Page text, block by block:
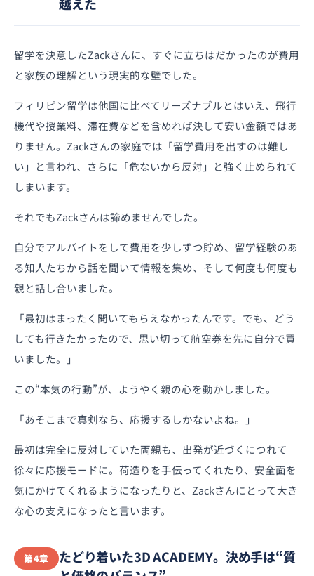
留学を決意したZackさんに、すぐに立ちはだかったのが費用
と家族の理解という現実的な壁でした。
フィリピン留学は他国に比べてリーズナブルとはいえ、飛行
機代や授業料、滞在費などを含めれば決して安い金額ではあ
りません。Zackさんの家庭では「留学費用を出すのは難し
い」と言われ、さらに「危ないから反対」と強く止められて
しまいます。
それでもZackさんは諦めませんでした。
自分でアルバイトをして費用を少しずつ貯め、留学経験のあ
る知人たちから話を聞いて情報を集め、そして何度も何度も
親と話し合いました。
「最初はまったく聞いてもらえなかったんです。でも、どう
しても行きたかったので、思い切って航空券を先に自分で買
いました。」
この“本気の行動”が、ようやく親の心を動かしました。
「あそこまで真剣なら、応援するしかないよね。」
最初は完全に反対していた両親も、出発が近づくにつれて
徐々に応援モードに。荷造りを手伝ってくれたり、安全面を
気にかけてくれるようになったりと、Zackさんにとって大き
な心の支えになったと言います。
第4章
たどり着いた3D ACADEMY。決め手は“質